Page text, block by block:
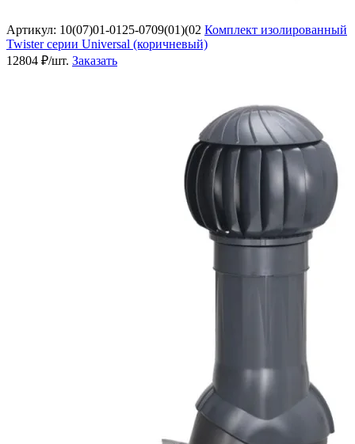
Артикул: 10(07)01-0125-0709(01)(02 Комплект изолированный
Twister серии Universal (коричневый)
12804 ₽/шт. Заказать